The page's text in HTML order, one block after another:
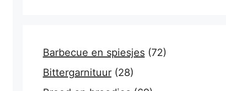
Barbecue en spiesjes(72)
Bittergarnituur(28)